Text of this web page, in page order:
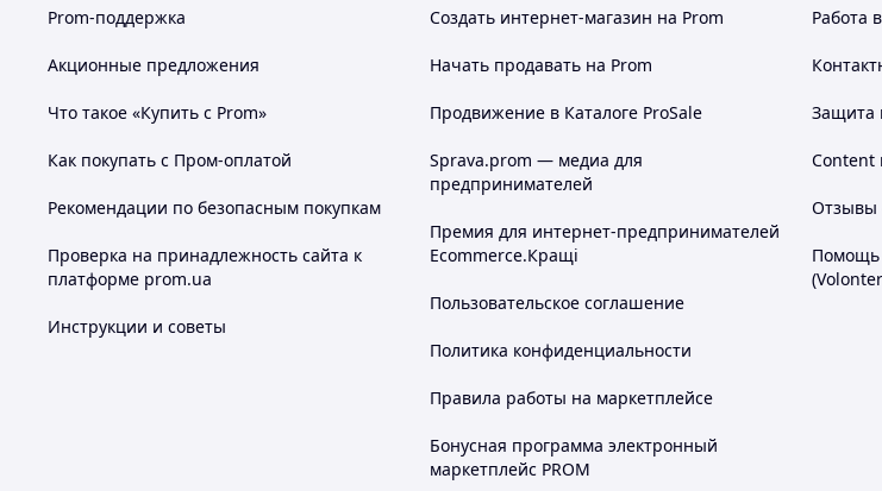
Prom-поддержка
Акционные предложения
Что такое «Купить с Prom»
Как покупать с Пром-оплатой
Рекомендации по безопасным покупкам
Проверка на принадлежность сайта к
платформе prom.ua
Инструкции и советы
Создать интернет-магазин на Prom
Начать продавать на Prom
Продвижение в Каталоге ProSale
Sprava.prom — медиа для
предпринимателей
Премия для интернет-предпринимателей
Ecommerce.Кращі
Пользовательское соглашение
Политика конфиденциальности
Правила работы на маркетплейсе
Бонусная программа электронный
маркетплейс PROM
Работа
Защита
Content
Отзывы
Помощь